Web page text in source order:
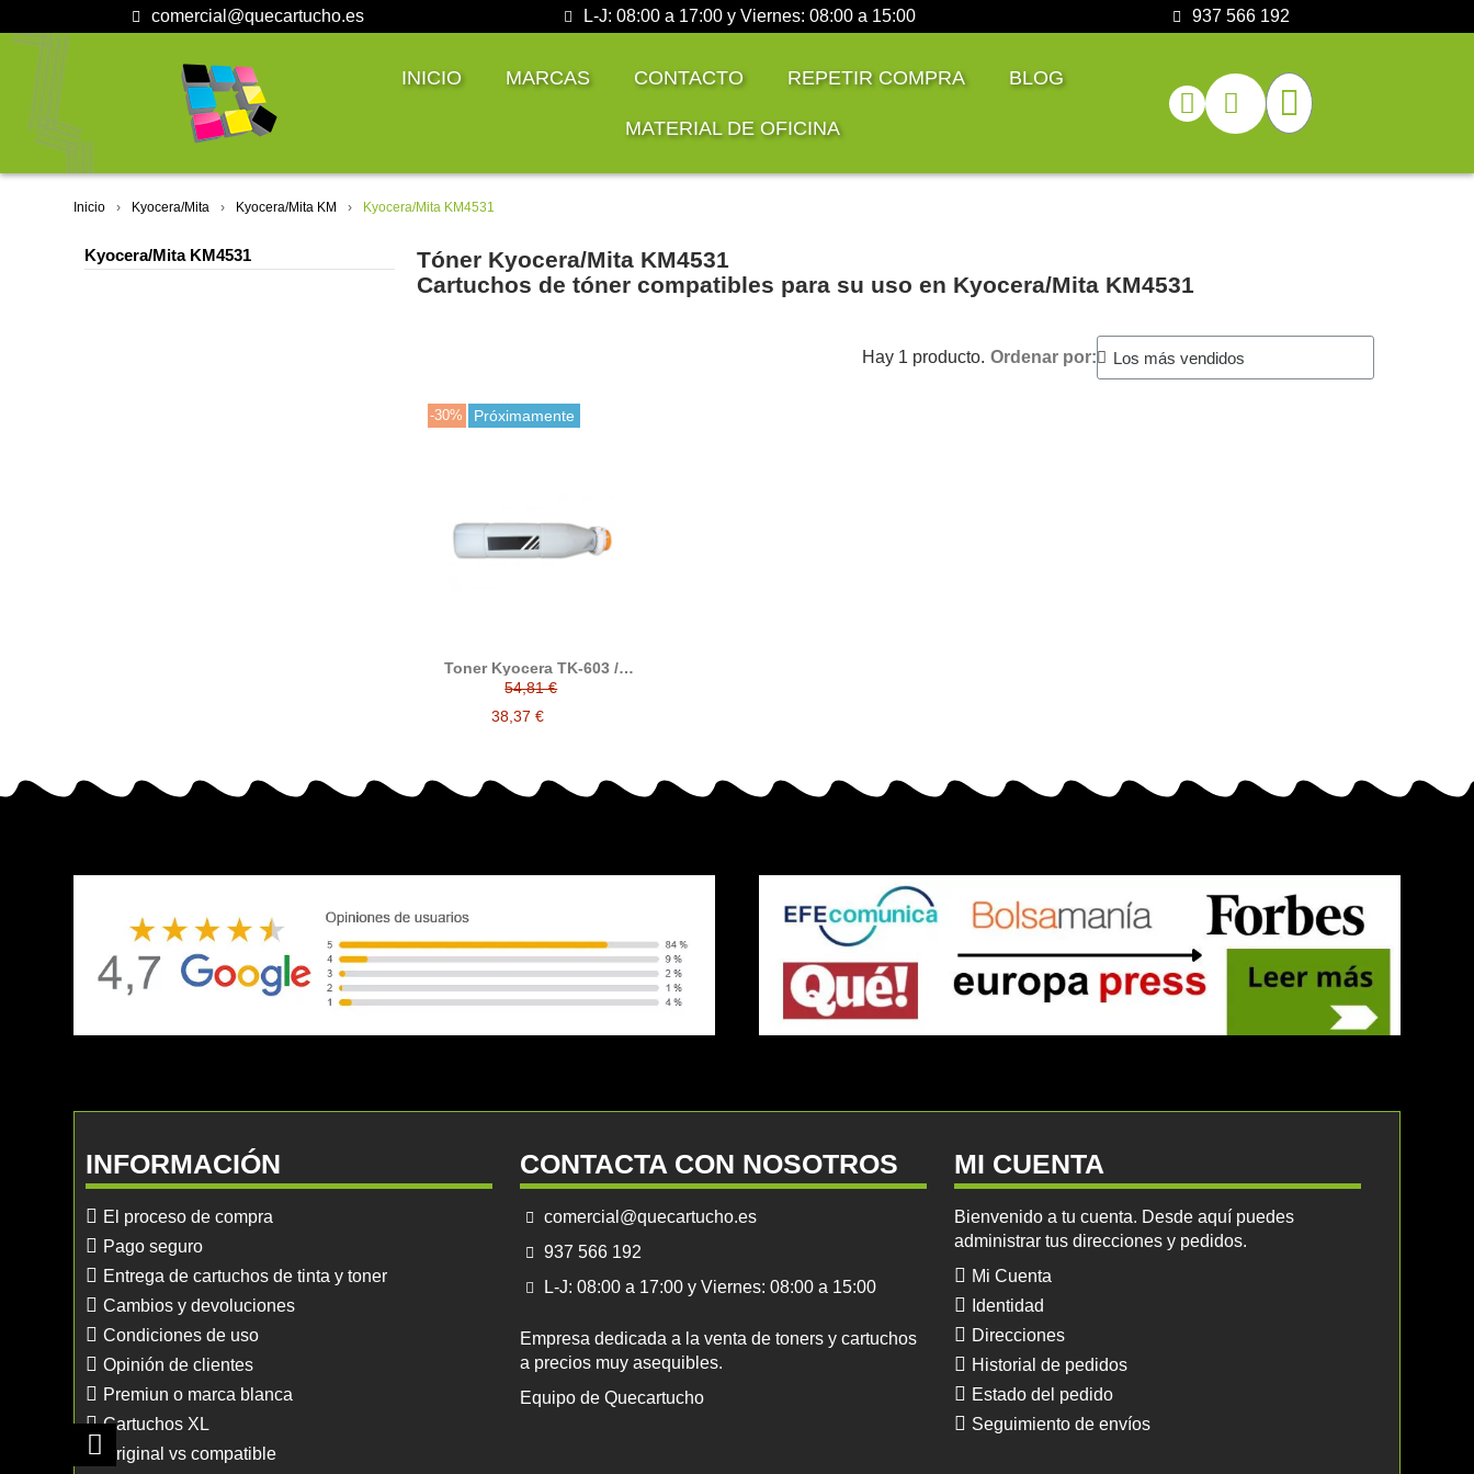
comercial@quecartucho.es L-J: 08:00 a 17:00 y Viernes: 08:00 a 15:00 937 566 192
INICIO MARCAS CONTACTO REPETIR COMPRA BLOG
MATERIAL DE OFICINA
Inicio Kyocera/Mita Kyocera/Mita KM Kyocera/Mita KM4531
Kyocera/Mita KM4531
Tóner Kyocera/Mita KM4531
Cartuchos de tóner compatibles para su uso en Kyocera/Mita KM4531
Hay 1 producto. Ordenar por:
-30% Próximamente
Toner Kyocera TK-603 /
TK603 compatible
reemplaza a Kyocera
370AE010
54,81 €
38,37 €
INFORMACIÓN
El proceso de compra
Pago seguro
Entrega de cartuchos de tinta y toner
Cambios y devoluciones
Condiciones de uso
Opinión de clientes
Premiun o marca blanca
Cartuchos XL
Original vs compatible
CONTACTA CON NOSOTROS
comercial@quecartucho.es
937 566 192
L-J: 08:00 a 17:00 y Viernes: 08:00 a 15:00
Empresa dedicada a la venta de toners y cartuchos
a precios muy asequibles.
Equipo de Quecartucho
MI CUENTA
Bienvenido a tu cuenta. Desde aquí puedes
administrar tus direcciones y pedidos.
Mi Cuenta
Identidad
Direcciones
Historial de pedidos
Estado del pedido
Seguimiento de envíos